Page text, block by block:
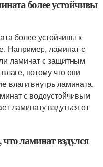
более устойчивы
более устойчивы к
Например, ламинат с
ламинат с защитным
потому что они
влаги внутрь ламината.
с водоустойчивым
ламинату вздуться от
ламинат вздулся